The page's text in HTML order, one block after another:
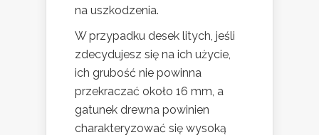
na uszkodzenia.
W przypadku desek litych, jeśli
zdecydujesz się na ich użycie,
ich grubość nie powinna
przekraczać około 16 mm, a
gatunek drewna powinien
charakteryzować się wysoką